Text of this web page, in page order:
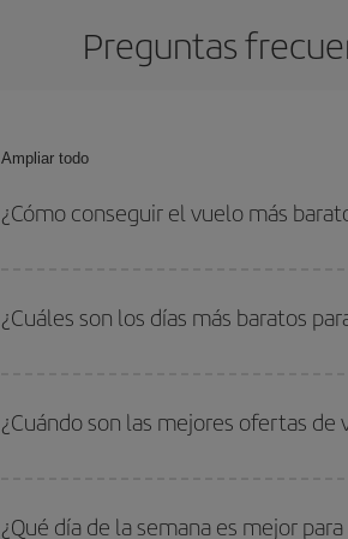
Preguntas
Ampliar todo
¿Cómo conseguir el vuelo más
fechas y horarios de ida y vuelta.
¿Cuáles son los días más baratos
quieres ir y en qué fechas habías pensado
para que puedas encontrar la mejor oferta.
¿Cuándo son las mejores ofertas
periodos de vacaciones escolares son
¿Qué día de la semana es mejor